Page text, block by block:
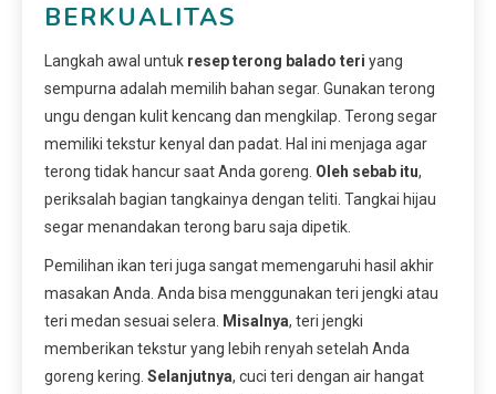
BERKUALITAS
Langkah awal untuk resep terong balado teri yang
sempurna adalah memilih bahan segar. Gunakan terong
ungu dengan kulit kencang dan mengkilap. Terong segar
memiliki tekstur kenyal dan padat. Hal ini menjaga agar
terong tidak hancur saat Anda goreng. Oleh sebab itu,
periksalah bagian tangkainya dengan teliti. Tangkai hijau
segar menandakan terong baru saja dipetik.
Pemilihan ikan teri juga sangat memengaruhi hasil akhir
masakan Anda. Anda bisa menggunakan teri jengki atau
teri medan sesuai selera. Misalnya, teri jengki
memberikan tekstur yang lebih renyah setelah Anda
goreng kering. Selanjutnya, cuci teri dengan air hangat